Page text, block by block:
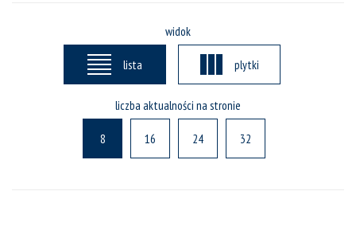
widok
lista plytki
liczba aktualności na stronie
8 16 24 32